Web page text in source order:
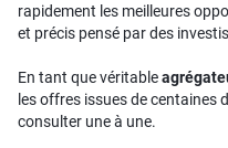
rapidement les meilleures
et précis pensé par des
En tant que véritable
les offres issues de centaines
consulter une à une.